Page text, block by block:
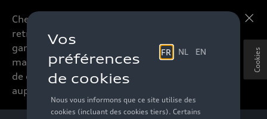
Chers accessoires-lovers,
retrouvez dorénavant toute la
gamme d’accessoires de votre
marque préférée sous forme
de catalogue à commander
auprès de votre distributeur.
Cookies